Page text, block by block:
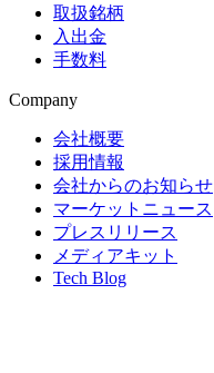
取扱銘柄
入出金
手数料
Company
会社概要
採用情報
会社からのお知らせ
マーケットニュース
プレスリリース
メディアキット
Tech Blog